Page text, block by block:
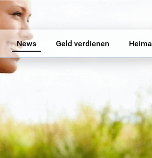
News Geld verdienen